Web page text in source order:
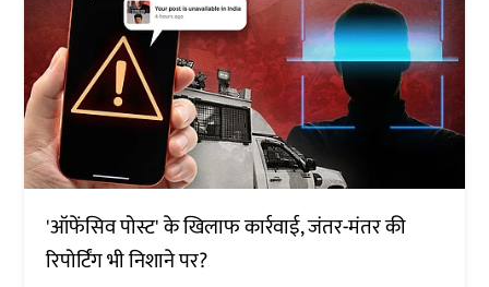
'ऑफेंसिव पोस्ट' के खिलाफ कार्रवाई, जंतर-मंतर की
रिपोर्टिंग भी निशाने पर?